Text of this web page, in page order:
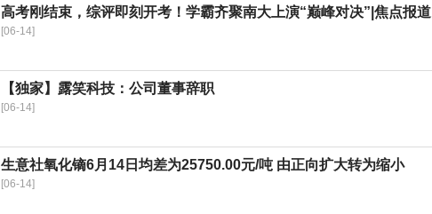
高考刚结束，综评即刻开考！学霸齐聚南大上演“巅峰对决”|焦点报道
[06-14]
【独家】露笑科技：公司董事辞职
[06-14]
生意社氧化镝6月14日均差为25750.00元/吨 由正向扩大转为缩小
[06-14]